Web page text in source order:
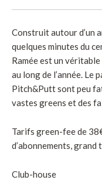
Construit autour d’un
quelques minutes du
Ramée est un
au long de l’année. Le
Pitch&Putt sont peu
vastes greens et des
Tarifs green-fee de
d’abonnements,
Club-house